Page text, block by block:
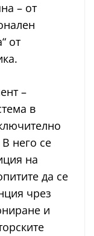
– от
от
–
в
него се
на
да се
чрез
и